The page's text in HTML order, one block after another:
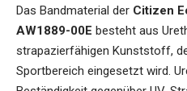
Das Bandmaterial der Citizen
AW1889-00E besteht aus
strapazierfähigen Kunststoff,
Sportbereich eingesetzt wird.